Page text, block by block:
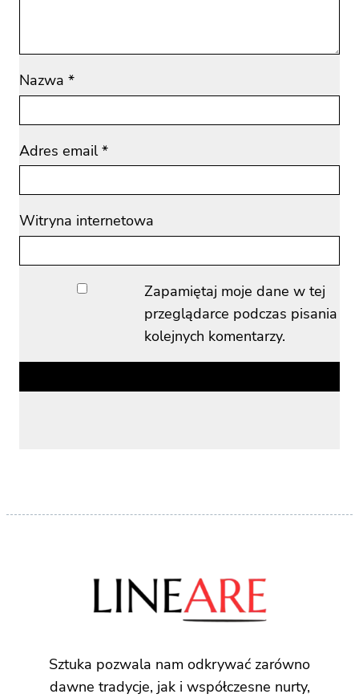
Nazwa *
Adres email*
Witryna internetowa
Zapamiętaj moje dane w tej
przeglądarce podczas pisania
kolejnych komentarzy.
Sztuka pozwala nam odkrywać zarówno
dawne tradycje, jak i współczesne nurty,